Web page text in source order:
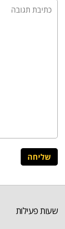
שעות פעילות